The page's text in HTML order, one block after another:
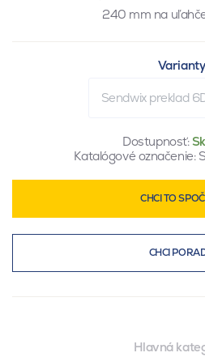
240 mm na
Varianty
Sendwix preklad
Dostupnosť:
Katalógové označenie:
CHCI TO
CHCI
Hlavná